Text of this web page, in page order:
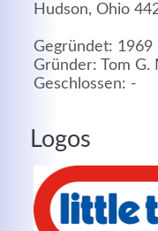
Hudson, Ohio
Gegründet: 1969
Gründer: Tom G.
Geschlossen: -
Logos
Lorem ipsum dolor
elit. Aenean